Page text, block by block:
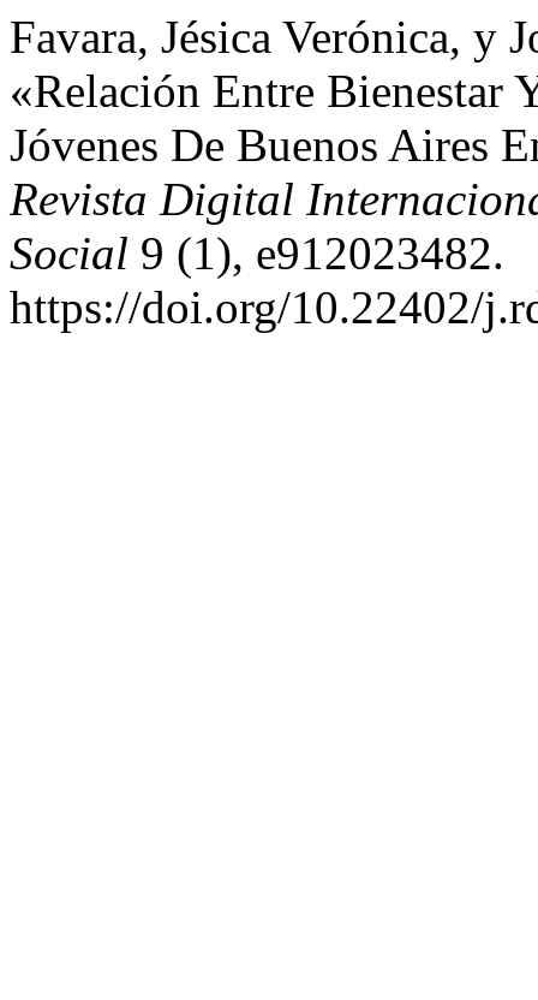
Favara, Jésica Verónica, y
«Relación Entre Bienestar
Jóvenes De Buenos Aires
Revista Digital
Social 9 (1), e912023482.
https://doi.org/10.22402/